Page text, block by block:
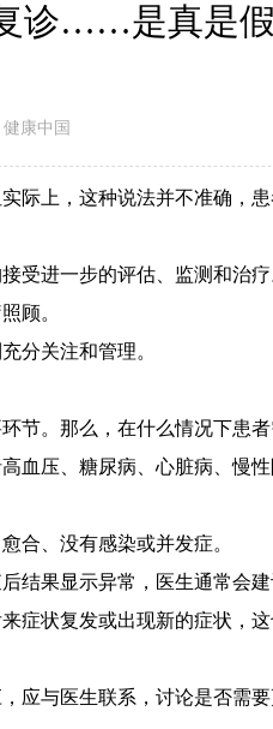
诊……是真是
康中国
际上，这种说法并不准确，
受进一步的评估、监测和治
顾。
分关注和管理。
节。那么，在什么情况下患者
血压、糖尿病、心脏病、慢
合、没有感染或并发症。
结果显示异常，医生通常会建
症状复发或出现新的症状，
应与医生联系，讨论是否需